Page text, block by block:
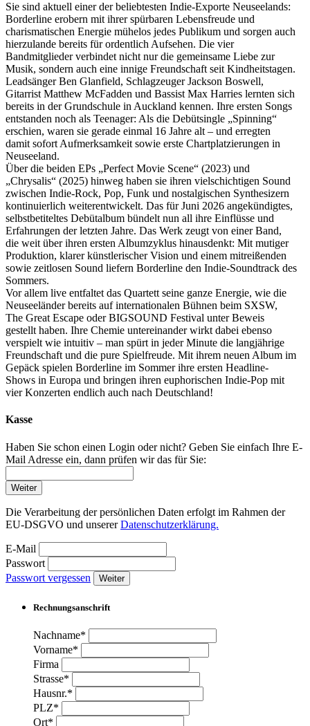
Sie sind aktuell einer der beliebtesten Indie-Exporte Neuseelands:
Borderline erobern mit ihrer spürbaren Lebensfreude und
charismatischen Energie mühelos jedes Publikum und sorgen auch
hierzulande bereits für ordentlich Aufsehen. Die vier
Bandmitglieder verbindet nicht nur die gemeinsame Liebe zur
Musik, sondern auch eine innige Freundschaft seit Kindheitstagen.
Leadsänger Ben Glanfield, Schlagzeuger Jackson Boswell,
Gitarrist Matthew McFadden und Bassist Max Harries lernten sich
bereits in der Grundschule in Auckland kennen. Ihre ersten Songs
entstanden noch als Teenager: Als die Debütsingle „Spinning“
erschien, waren sie gerade einmal 16 Jahre alt – und erregten
damit sofort Aufmerksamkeit sowie erste Chartplatzierungen in
Neuseeland.
Über die beiden EPs „Perfect Movie Scene“ (2023) und
„Chrysalis“ (2025) hinweg haben sie ihren vielschichtigen Sound
zwischen Indie-Rock, Pop, Funk und nostalgischen Synthesizern
kontinuierlich weiterentwickelt. Das für Juni 2026 angekündigtes,
selbstbetiteltes Debütalbum bündelt nun all ihre Einflüsse und
Erfahrungen der letzten Jahre. Das Werk zeugt von einer Band,
die weit über ihren ersten Albumzyklus hinausdenkt: Mit mutiger
Produktion, klarer künstlerischer Vision und einem mitreißenden
sowie zeitlosen Sound liefern Borderline den Indie-Soundtrack des
Sommers.
Vor allem live entfaltet das Quartett seine ganze Energie, wie die
Neuseeländer bereits auf internationalen Bühnen beim SXSW,
The Great Escape oder BIGSOUND Festival unter Beweis
gestellt haben. Ihre Chemie untereinander wirkt dabei ebenso
verspielt wie intuitiv – man spürt in jeder Minute die langjährige
Freundschaft und die pure Spielfreude. Mit ihrem neuen Album im
Gepäck spielen Borderline im Sommer ihre ersten Headline-
Shows in Europa und bringen ihren euphorischen Indie-Pop mit
vier Konzerten endlich auch nach Deutschland!
Kasse
Haben Sie schon einen Login oder nicht? Geben Sie einfach Ihre E-
Mail Adresse ein, dann prüfen wir das für Sie:
Weiter
Die Verarbeitung der persönlichen Daten erfolgt im Rahmen der
EU-DSGVO und unsererDatenschutzerklärung.
E-Mail
Passwort
Passwort vergessen
Weiter
Rechnungsanschrift
Nachname*
Vorname*
Firma
Strasse*
Hausnr.*
PLZ*
Ort*